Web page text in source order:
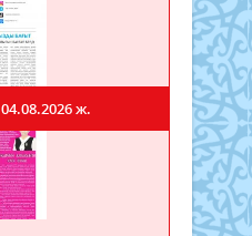
04.08.2026 ж.